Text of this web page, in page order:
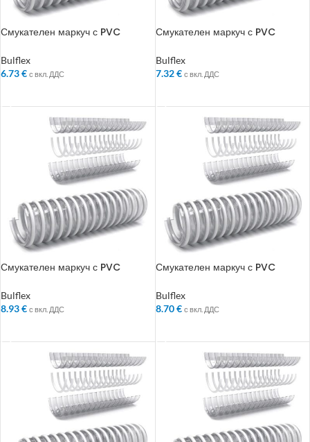
Смукателен маркуч с PVC
Bulflex
6.73€ с вкл. ДДС
Смукателен маркуч с PVC
Bulflex
7.32€ с вкл. ДДС
Смукателен маркуч с PVC
Bulflex
8.93€ с вкл. ДДС
Смукателен маркуч с PVC
Bulflex
8.70€ с вкл. ДДС